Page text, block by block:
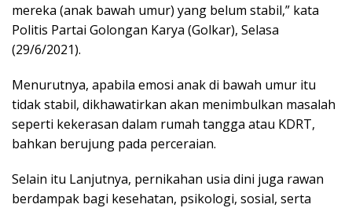
mereka (anak bawah umur) yang belum stabil,” kata
Politis Partai Golongan Karya (Golkar), Selasa
(29/6/2021).
Menurutnya, apabila emosi anak di bawah umur itu
tidak stabil, dikhawatirkan akan menimbulkan masalah
seperti kekerasan dalam rumah tangga atau KDRT,
bahkan berujung pada perceraian.
Selain itu Lanjutnya, pernikahan usia dini juga rawan
berdampak bagi kesehatan, psikologi, sosial, serta